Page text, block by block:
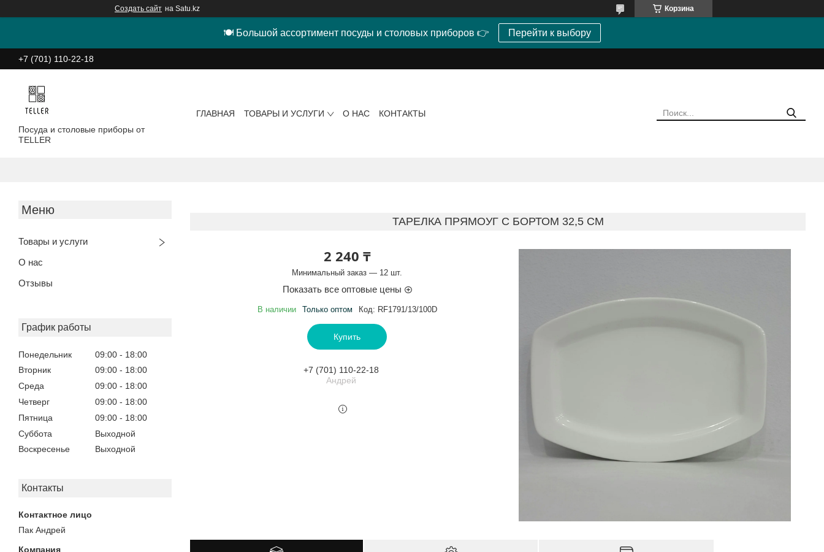
Создать сайт на Satu.kz Корзина
🍽 Большой ассортимент посуды и столовых приборов 👉 Перейти к выбору
+7 (701) 110-22-18
Посуда и столовые приборы от
TELLER
ГЛАВНАЯ ТОВАРЫ И УСЛУГИ О НАС КОНТАКТЫ
Товары и услуги
О нас
Отзывы
График работы
Понедельник 09:00
18:00
Вторник
09:00
18:00
Среда
09:00
18:00
Четверг
09:00
18:00
Пятница
09:00
18:00
Суббота
Выходной
Воскресенье
Выходной
Контакты
Пак Андрей
ТАРЕЛКА ПРЯМОУГ С БОРТОМ 32,5 СМ
2 240 ₸
Минимальный заказ — 12 шт.
Показать все оптовые цены
В наличии Только оптом Код: RF1791/13/100D
Купить
+7 (701) 110-22-18
Андрей